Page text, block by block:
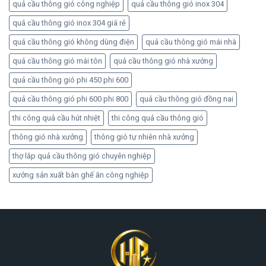
quả cầu thông gió công nghiệp quả cầu thông gió inox 304
quả cầu thông gió inox 304 giá rẻ
quả cầu thông gió không dùng điện quả cầu thông gió mái nhà
quả cầu thông gió mái tôn quả cầu thông gió nhà xưởng
quả cầu thông gió phi 450 phi 600
quả cầu thông gió phi 600 phi 800 quả cầu thông gió đồng nai
thi công quả cầu hút nhiệt thi công quả cầu thông gió
thông gió nhà xưởng thông gió tự nhiên nhà xưởng
thợ lắp quả cầu thông gió chuyên nghiệp
xưởng sản xuất bàn ghế ăn công nghiệp